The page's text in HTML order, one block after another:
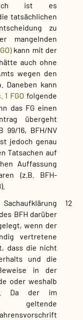
ist es
tatsächlichen
zu
mangelnden
kann mit der
auch ohne
wegen den
Daneben kann
1 FGO folgende
das FG einen
übergeht
99/16, BFH/NV
jedoch genau
Tatsachen auf
Auffassung
(z.B. BFH-
12
BFH darüber
wenn der
vertretene
dass die nicht
und die
in der
oder weshalb
Da der im
geltende